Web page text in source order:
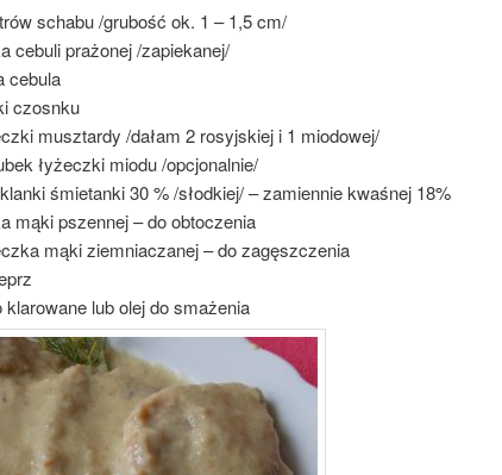
schabu /grubość ok. 1 – 1,5 cm/
cebuli prażonej /zapiekanej/
cebula
czosnku
musztardy /dałam 2 rosyjskiej i 1 miodowej/
łyżeczki miodu /opcjonalnie/
śmietanki 30 % /słodkiej/ – zamiennie kwaśnej 18%
mąki pszennej – do obtoczenia
mąki ziemniaczanej – do zagęszczenia
klarowane lub olej do smażenia